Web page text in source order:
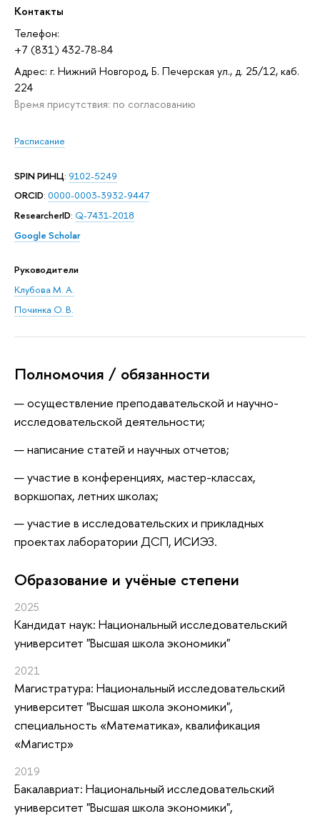
Контакты
Телефон:
+7 (831) 432-78-84
Адрес: г. Нижний Новгород, Б. Печерская ул., д. 25/12, каб.
224
Время присутствия: по согласованию
Расписание
SPIN РИНЦ: 9102-5249
ORCID: 0000-0003-3932-9447
ResearcherID: Q-7431-2018
Google Scholar
Руководители
Клубова М. А.
Починка О. В.
Полномочия / обязанности
осуществление преподавательской и научно-
исследовательской деятельности;
написание статей и научных отчетов;
участие в конференциях, мастер-классах,
воркшопах, летних школах;
участие в исследовательских и прикладных
проектах лаборатории ДСП, ИСИЭЗ.
Oбразование и учёные степени
2025
Кандидат наук: Национальный исследовательский
университет "Высшая школа экономики"
2021
Магистратура: Национальный исследовательский
университет "Высшая школа экономики",
специальность «Математика», квалификация
«Магистр»
2019
Бакалавриат: Национальный исследовательский
университет "Высшая школа экономики",